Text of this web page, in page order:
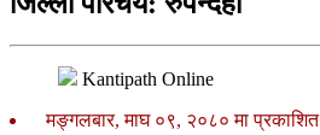
Kantipath Online
मङ्गलबार, माघ ०९, २०८० मा प्रकाशित